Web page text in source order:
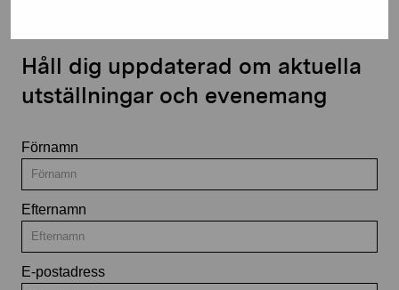
Håll dig uppdaterad om aktuella
utställningar och evenemang
Förnamn
Efternamn
E-postadress